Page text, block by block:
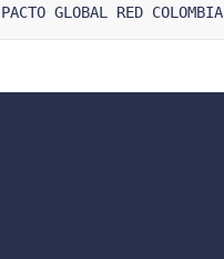
PACTO GLOBAL RED COLOMBIA